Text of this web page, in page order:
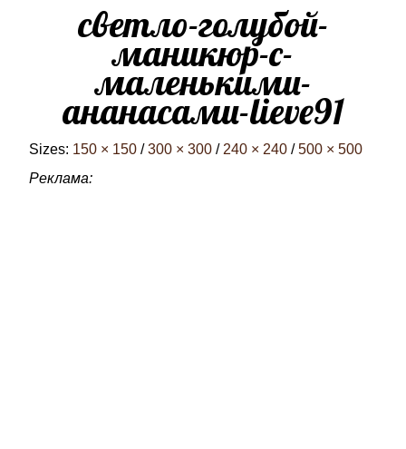
светло-голубой-
маникюр-с-
маленькими-
ананасами-lieve91
Sizes: 150 × 150 / 300 × 300 / 240 × 240 / 500 × 500
Реклама: